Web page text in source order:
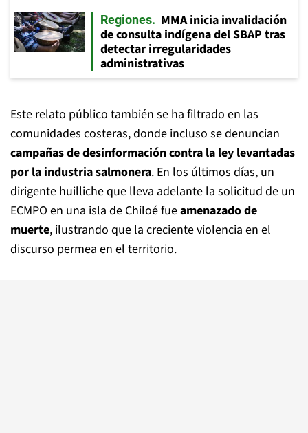
Regiones
MMA inicia invalidación
de consulta indígena del SBAP tras
detectar irregularidades
administrativas
Este relato público también se ha filtrado en las
comunidades costeras, donde incluso se denuncian
campañas de desinformación contra la ley levantadas
por la industria salmonera. En los últimos días, un
dirigente huilliche que lleva adelante la solicitud de un
ECMPO en una isla de Chiloé fueamenazado de
muerte, ilustrando que la creciente violencia en el
discurso permea en el territorio.